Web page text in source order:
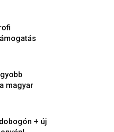
magyar
+ új